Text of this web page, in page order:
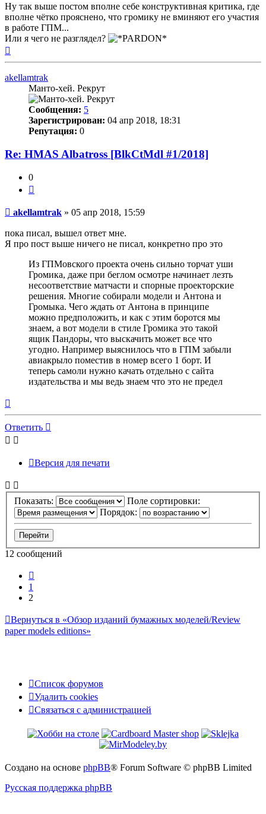
Ну так выше постом вполне себе конструктивная критика, где
вполне чётко прояснено, что громику не вминяют его участия
в работе ГПМ...
Или я чего не разглядел?
akellamtrak
Манто-хей. Рекрут
Сообщения: 5
Зарегистрирован: 04 апр 2018, 18:31
Репутация: 0
Re: HMAS Albatross [BlkCtMdl #1/2018]
0
Непрочитанное
akellamtrak » 05 апр 2018, 15:59
пока писал, вышел ответ мне.
Я про пост выше ничего не писал, конкретно про это
Из ГПМовского проекта очень сильно торчат уши
Громика, даже при беглом осмотре начинает лезть
несоответствие матчасти и спорные проекторские
решения. Многие собирали модели и Антона и
Громыка. Чего ждать от Антона в принципе
можно предположить, и как с этим боротся мы
знаем, а вот модели в стиле Громика это такой
ящик Пандоры, что выскачить может все что
угодно. Например выяснилось что в ГПМ забыли
авиакрыло поместив в номер всего 1 борт. И
теперь самоли нужно качать отдельно с сайта
издательства и мы ведь знаем что это не предел
началу
Ответить
Ответить
Версия для печати
Показать:
Поле сортировки:
Порядок:
12 сообщений
1
2
Вернуться в «Обзор изданий бумажных моделей/Review
paper models editions»
Список форумов
Удалить cookies
Связаться
администрацией
Связаться с администрацией
Создано на основе phpBB® Forum Software © phpBB Limited
Русская поддержка phpBB